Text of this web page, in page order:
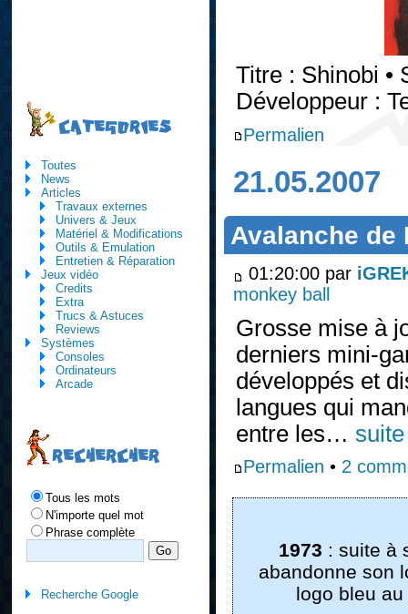
Titre : Shinobi •
Développeur :
Permalien
21.05.2007
Avalanche de
01:20:00 par
monkey ball
Grosse mise à
derniers mini-
développés et
langues qui
entre les…
Permalien • 2
1973 : suite à
abandonne son
logo bleu
CATEGORIES
Toutes
News
Articles
Travaux externes
Univers & Jeux
Matériel & Modifications
Outils & Emulation
Entretien & Réparation
Jeux vidéo
Credits
Extra
Trucs & Astuces
Reviews
Systèmes
Consoles
Ordinateurs
Arcade
RECHERCHER
Tous les mots
N'importe quel mot
Phrase complète
Recherche Google